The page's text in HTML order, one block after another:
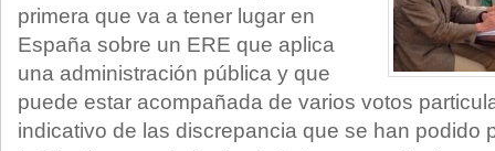
primera que va a tener lugar en
España sobre un ERE que aplica
una administración pública y que
puede estar acompañada de varios votos
indicativo de las discrepancia que se han podido